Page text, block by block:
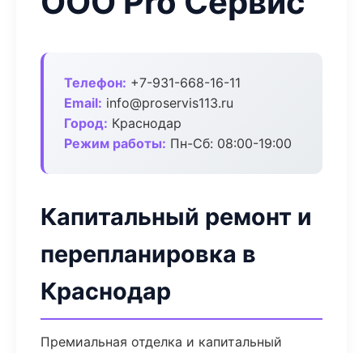
Телефон: +7-931-668-16-11
Email: info@proservis113.ru
Город: Краснодар
Режим работы: Пн-Сб: 08:00-19:00
Капитальный ремонт и
перепланировка в
Краснодар
Премиальная отделка и капитальный